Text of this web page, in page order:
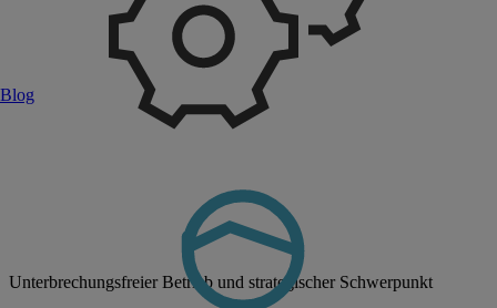
Blog
Unterbrechungsfreier Betrieb und strategischer Schwerpunkt